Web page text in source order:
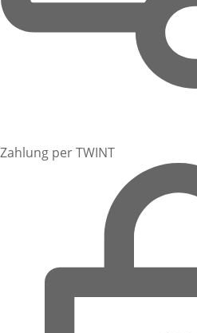
Zahlung per TWINT